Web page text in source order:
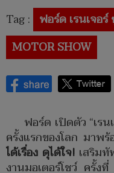
Tag : ฟอร์ด เรนเจอ
MOTOR SHOW
ฟอร์ด เปิดตัว “เร
ครั้งแรกของโลก มาพ
ได้เรื่อง ดุได้ใจ! เสริมทั
งานมอเตอร์โชว์ ครั้ง